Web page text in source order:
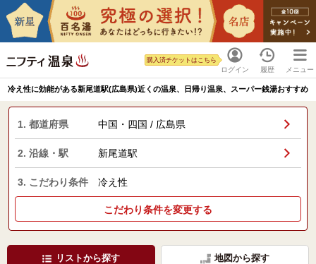
ログイン
購入済チケットはこちら
履歴 メニュー
冷え性に効能がある新尾道駅(広島県)近くの温泉、日帰り温泉、スーパー銭湯おすすめ
1. 都道府県 中国・四国 / 広島県
2. 沿線・駅 新尾道駅
3. こだわり条件 冷え性
こだわり条件を変更する
リストから探す 地図から探す